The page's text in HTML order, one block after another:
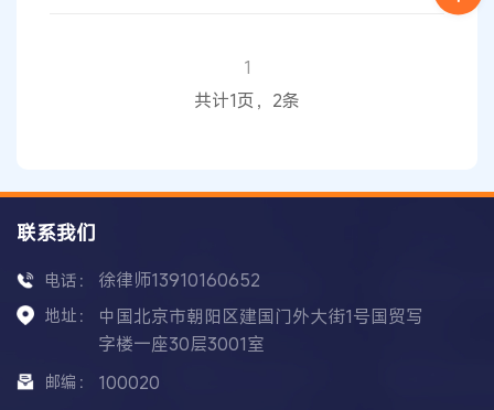
贵州人民出版社出版其图书《美的哲学》《我的哲
称虽然已将争议作品的著作财产权授出
1
共计1页，2条
联系我们
电话： 徐律师13910160652
地址：
中国北京市朝阳区建国门外大街1号国贸写
字楼一座30层3001室
邮编： 100020